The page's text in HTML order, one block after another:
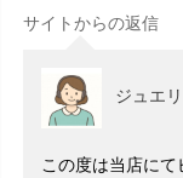
サイトからの返信
ジュエ
この度は当店に